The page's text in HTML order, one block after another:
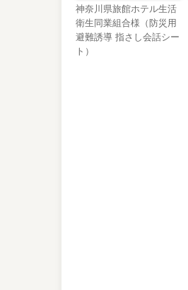
神奈川県旅館ホテル生活
衛生同業組合様（防災用
避難誘導 指さし会話シー
ト）